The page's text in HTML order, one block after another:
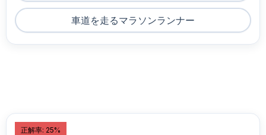
車道を走るマラソンランナー
正解率: 25%